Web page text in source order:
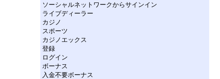
ソーシャルネットワークからサインイン
ライブディーラー
カジノ
スポーツ
カジノエックス
登録
ログイン
ボーナス
入金不要ボーナス